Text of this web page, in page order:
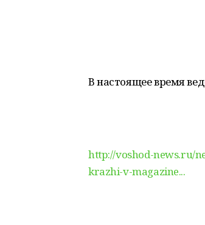
В настоящее время
http://voshod-news.ru/
krazhi-v-magazine...